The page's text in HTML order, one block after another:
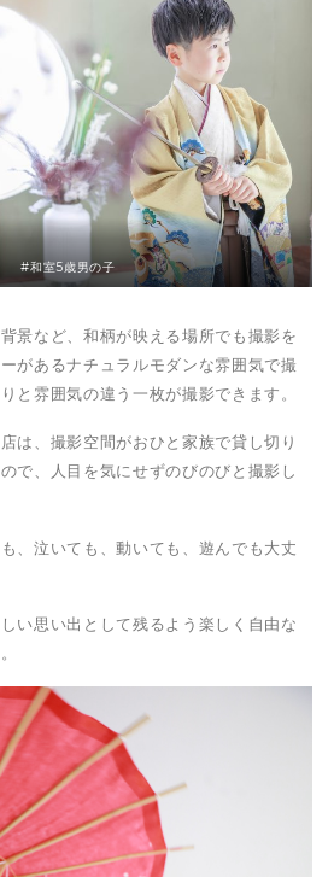
#和室5歳男の子
景など、和柄が映える場所でも撮影を
があるナチュラルモダンな雰囲気で撮
と雰囲気の違う一枚が撮影できます。
は、撮影空間がおひと家族で貸し切り
で、人目を気にせずのびのびと撮影し
、泣いても、動いても、遊んでも大丈
い思い出として残るよう楽しく自由な